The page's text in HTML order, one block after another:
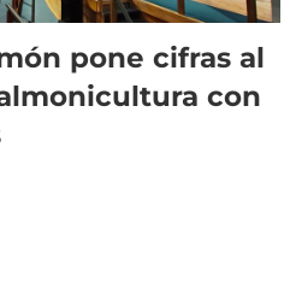
pone cifras al
con